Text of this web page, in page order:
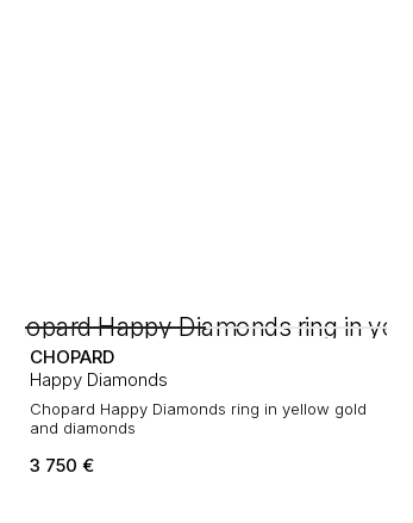
CHOPARD
Happy Diamonds
Chopard Happy Diamonds ring in yellow gold
and diamonds
3 750 €